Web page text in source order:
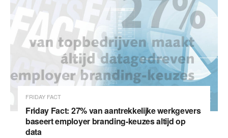
FRIDAY FACT
Friday Fact: 27% van aantrekkelijke werkgevers
baseert employer branding-keuzes altijd op
data